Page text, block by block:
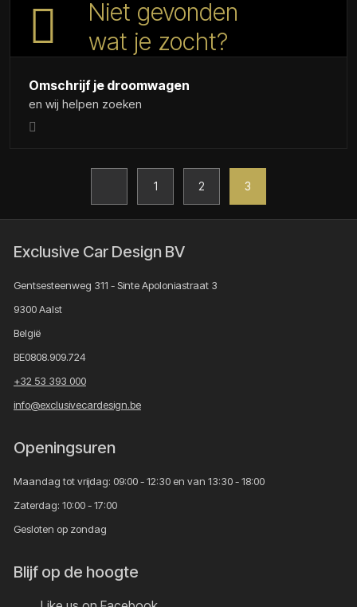
Niet gevonden
wat je zocht?
Omschrijf je droomwagen
en wij helpen zoeken
1 2 3
Exclusive Car Design BV
Gentsesteenweg 311 - Sinte Apoloniastraat 3
9300 Aalst
België
BE0808.909.724
+32 53 393 000
info@exclusivecardesign.be
Openingsuren
Maandag tot vrijdag: 09:00 - 12:30 en van 13:30 - 18:00
Zaterdag: 10:00 - 17:00
Gesloten op zondag
Blijf op de hoogte